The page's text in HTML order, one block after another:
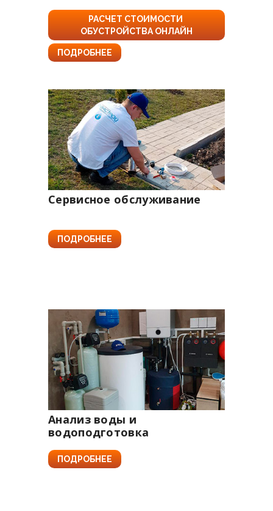
РАСЧЕТ СТОИМОСТИ
ОБУСТРОЙСТВА ОНЛАЙН
ПОДРОБНЕЕ
Сервисное обслуживание
ПОДРОБНЕЕ
Анализ воды и
водоподготовка
ПОДРОБНЕЕ